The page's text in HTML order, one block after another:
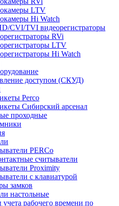
LTV
Hi Watch
CVI/TVI видеорегистраторы
RVi
LTV
Hi Watch
доступом (СКУД)
Perco
Сибирский арсенал
проходные
PERCo
считыватели
Proximity
с клавиатурой
замков
настольные
рабочего времени по